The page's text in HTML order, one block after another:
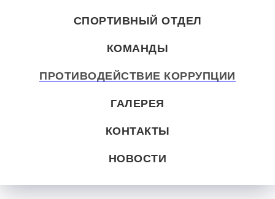
СПОРТИВНЫЙ ОТДЕЛ
КОМАНДЫ
ПРОТИВОДЕЙСТВИЕ КОРРУПЦИИ
ГАЛЕРЕЯ
КОНТАКТЫ
НОВОСТИ